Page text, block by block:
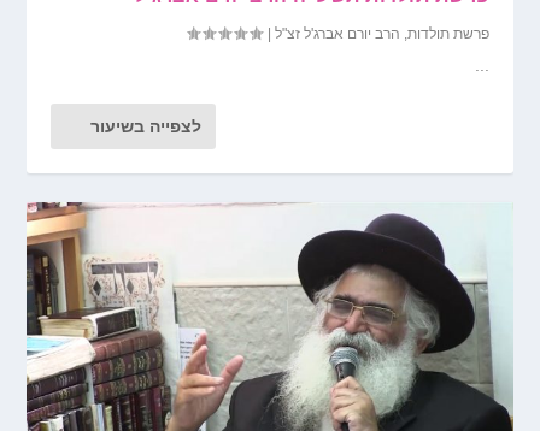
פרשת תולדות הרב יורם אברג'ל זצ"ל |
לצפייה בשיעור